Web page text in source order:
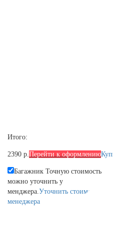
Итого:
2390 р.Перейти к оформлению
Багажник Точную стоимость
можно уточнить у
менджера.Уточнить стоимсоть у
менеджера